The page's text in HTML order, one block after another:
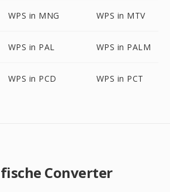
WPS in MNG WPS in MTV
WPS in PAL WPS in PALM
WPS in PCD WPS in PCT
Converter